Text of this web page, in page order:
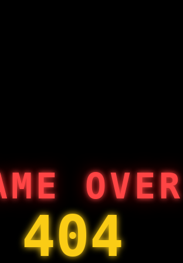
OVER
404